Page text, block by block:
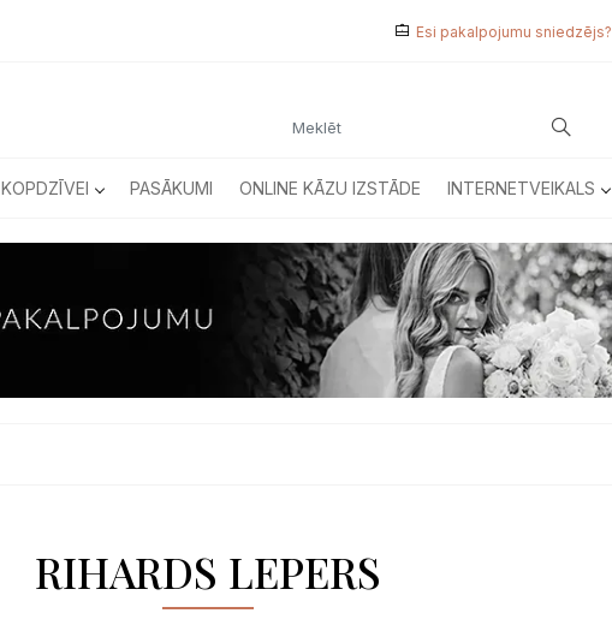
Esi pakalpojumu sniedzējs?
KOPDZĪVEI PASĀKUMI ONLINE KĀZU IZSTĀDE INTERNETVEIKALS
RIHARDS LEPERS